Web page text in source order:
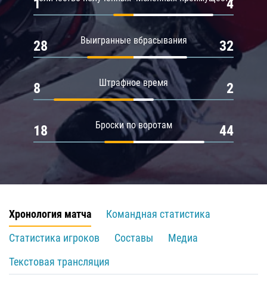
1 4
Выигранные вбрасывания
28 32
Штрафное время
8 2
Броски по воротам
18 44
Хронология матча
Командная статистика
Статистика игроков
Составы
Медиа
Текстовая трансляция